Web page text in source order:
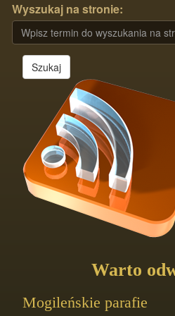
Wyszukaj na stronie:
Szukaj
Warto
Mogileńskie parafie